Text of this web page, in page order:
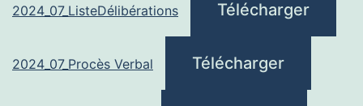
2024_07_ListeDélibérations Télécharger
2024_07_Procès Verbal Télécharger